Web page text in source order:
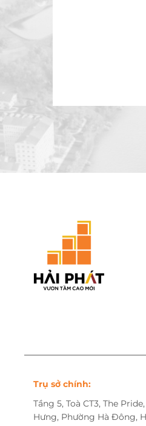
Trụ sở chính:
Tầng 5, Toà CT3, The
Hưng, Phường Hà Đông,